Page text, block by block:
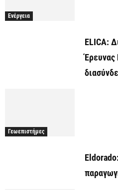
Ενέργεια
ELICA:
Έρευνας
Γεωεπιστήμες